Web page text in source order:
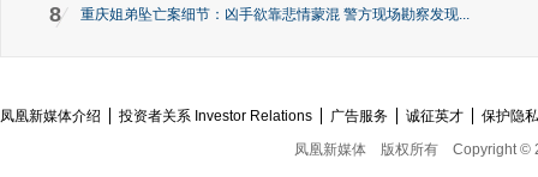
8 重庆姐弟坠亡案细节：凶手欲靠悲情蒙混 警方现场勘察发现...
凤凰新媒体介绍 投资者关系 Investor Relations 广告服务 诚征英才
保护隐
凤凰新媒体
版权所有 Copyright ©